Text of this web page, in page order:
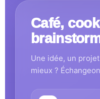
Café,
Une idée, un
mieux ?